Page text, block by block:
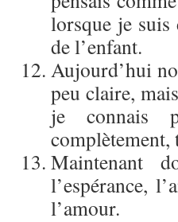
lorsque je suis
de l’enfant.
Aujourd’hui
peu claire,
je connais
complètement,
Maintenant
l’espérance,
l’amour.